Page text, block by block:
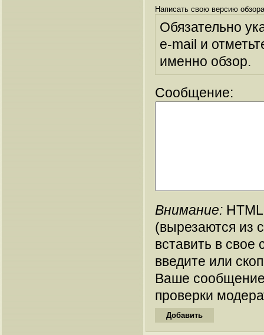
Написать свою версию
Обязательно
e-mail и
именно обзор.
Сообщение:
Внимание:
(вырезаются из
вставить в
введите или
Ваше
проверки